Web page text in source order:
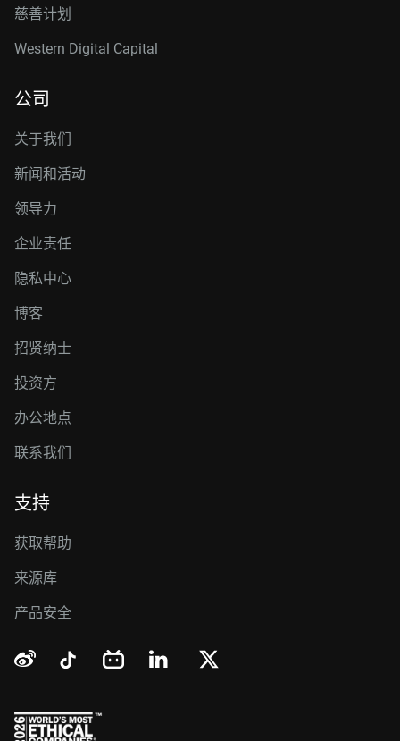
慈善计划
Western Digital Capital
公司
关于我们
新闻和活动
领导力
企业责任
隐私中心
博客
招贤纳士
投资方
办公地点
联系我们
支持
获取帮助
来源库
产品安全